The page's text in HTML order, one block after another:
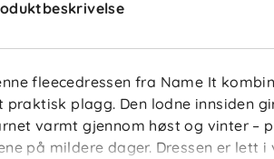
fleecedressen fra Name It
praktisk plagg. Den lodne innsiden
varmt gjennom høst og vinter –
på mildere dager. Dressen er lett